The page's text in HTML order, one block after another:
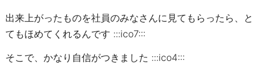
出来上がったものを社員のみなさんに見てもらったら、と
てもほめてくれるんです :::ico7:::
そこで、かなり自信がつきました :::ico4:::